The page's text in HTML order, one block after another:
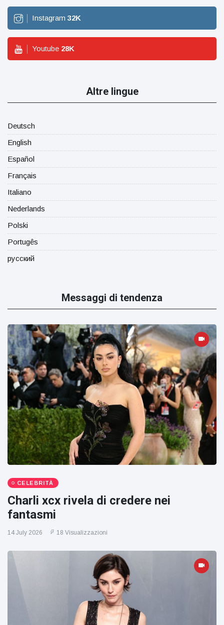
Instagram 32K
Youtube 28K
Altre lingue
Deutsch
English
Español
Français
Italiano
Nederlands
Polski
Portugês
русский
Messaggi di tendenza
CELEBRITÀ
Charli xcx rivela di credere nei
fantasmi
14 July 2026 18 Visualizzazioni